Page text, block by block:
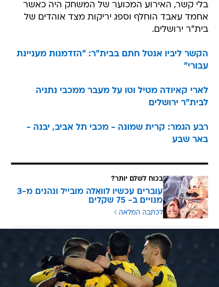
בלי קשר, האירוע המכוער של המשחק היה כאשר
אחמד עאבד הוחלף וספג יריקות מצד אוהדים של
בית"ר ירושלים.
הקשר ליביו אנטל חתם בבית"ר: "הזדמנות מעניינת
עבורי"
לארי קאיודה מטיל וטו על מעבר ממכבי נתניה
לבית"ר ירושלים
רבע הגמר: קרית שמונה - מכבי תל אביב, יבנה -
באר שבע
בכוח לשלם יותר?
עוברים עכשיו לוואלה מובייל ונהנים מ-3
מנויים ב- 75 שקלים
לכתבה המלאה